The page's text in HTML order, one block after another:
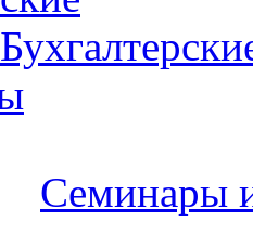
Семинары